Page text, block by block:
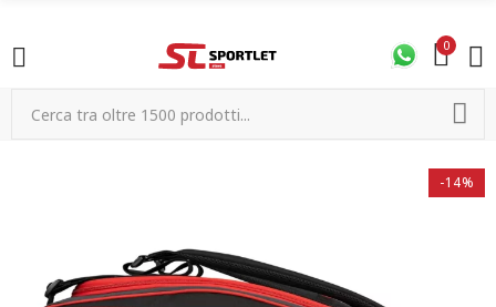
0
-14%